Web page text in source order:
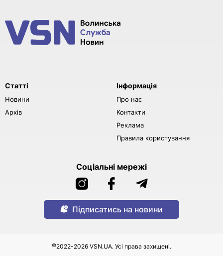
Статті
Новини
Архів
Інформація
Про нас
Контакти
Реклама
Правила користування
Соціальні мережі
Підписатись на новини
©2022-2026 VSN.UA. Усі права захищені.